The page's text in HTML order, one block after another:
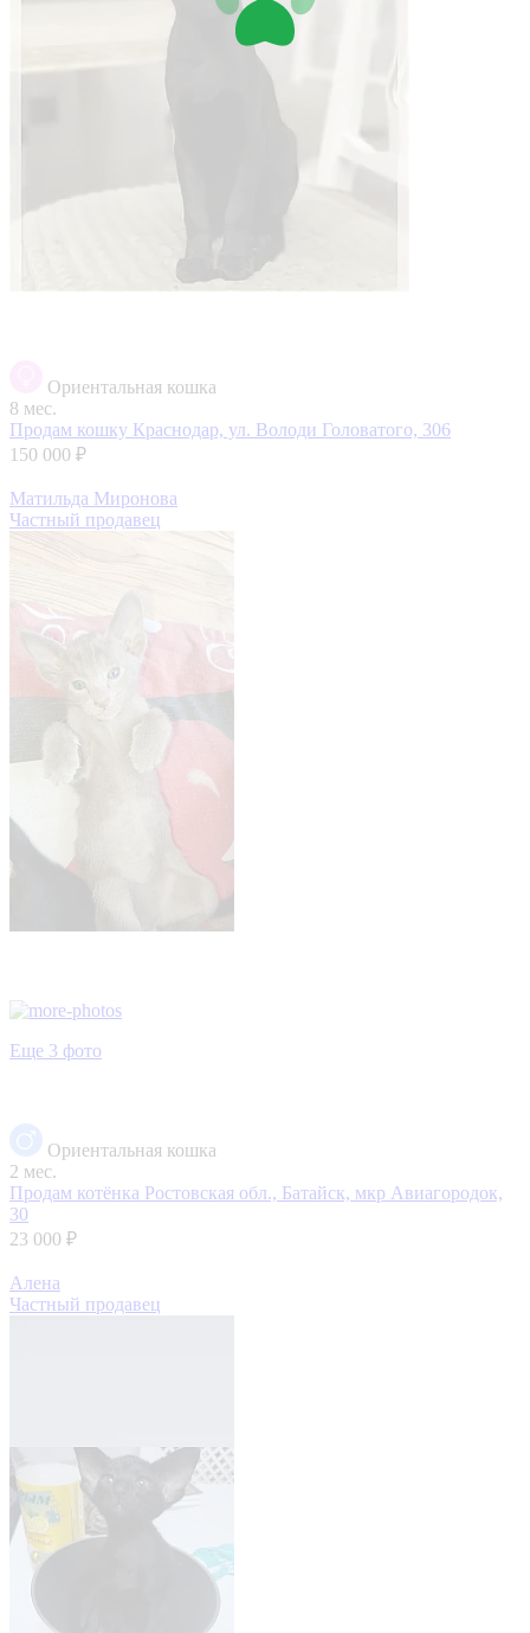
Ориентальная кошка
8 мес.
Продам кошку Краснодар, ул. Володи Головатого, 306
150 000 ₽
Матильда Миронова
Частный продавец
Еще 3 фото
Ориентальная кошка
2 мес.
Продам котёнка Ростовская обл., Батайск, мкр Авиагородок,
30
23 000 ₽
Алена
Частный продавец